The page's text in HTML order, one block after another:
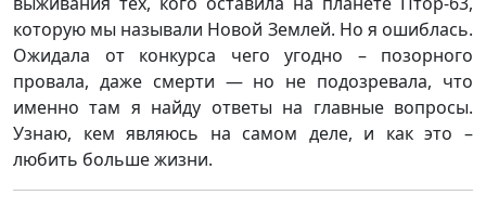
которую мы называли Новой Землей. Но я ошиблась.
Ожидала от конкурса чего угодно – позорного
провала, даже смерти — но не подозревала, что
именно там я найду ответы на главные вопросы.
Узнаю, кем являюсь на самом деле, и как это –
любить больше жизни.